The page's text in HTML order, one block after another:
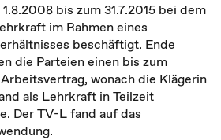
bis zum 31.7.2015 bei dem
im Rahmen eines
beschäftigt. Ende
die Parteien einen bis zum
wonach die Klägerin
als Lehrkraft in Teilzeit
Der TV-L fand auf das